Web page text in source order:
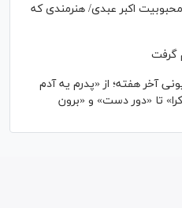
محبوبیت اکبر عبدی/ هنرمندی که
آخر هفته؛ از «پدرم یه آدم
تا «دور دست» و «برون